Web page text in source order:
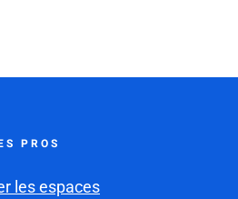
PROS
les espaces